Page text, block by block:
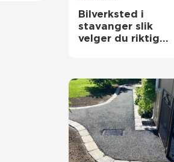
Bilverksted i
stavanger slik
velger du riktig